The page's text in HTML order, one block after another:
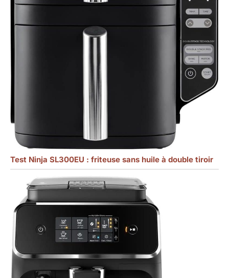
Test Ninja SL300EU : friteuse sans huile à double tiroir